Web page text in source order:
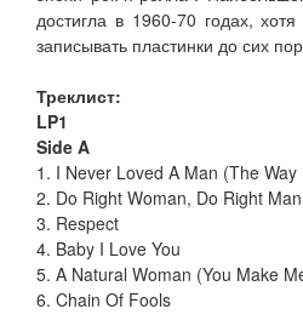
достигла в 1960-70 годах,
записывать пластинки до сих
Треклист:
LP1
Side A
1. I Never Loved A Man (The Way
2. Do Right Woman, Do Right Man
3. Respect
4. Baby I Love You
5. A Natural Woman (You Make
6. Chain Of Fools